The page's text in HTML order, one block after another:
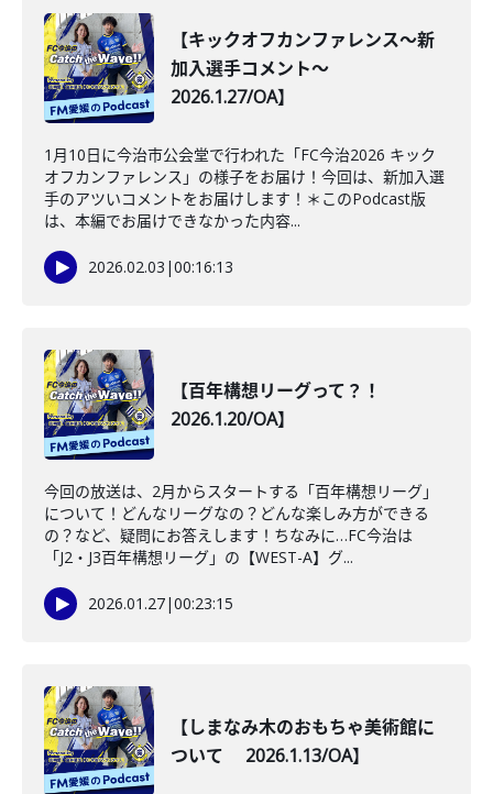
【キックオフカンファレンス～新
加入選手コメント～
2026.1.27/OA】
1月10日に今治市公会堂で行われた「FC今治2026 キック
オフカンファレンス」の様子をお届け！今回は、新加入選
手のアツいコメントをお届けします！＊このPodcast版
は、本編でお届けできなかった内容...
2026.02.03 |00:16:13
【百年構想リーグって？！
2026.1.20/OA】
今回の放送は、2月からスタートする「百年構想リーグ」
について！どんなリーグなの？どんな楽しみ方ができる
の？など、疑問にお答えします！ちなみに…FC今治は
「J2・J3百年構想リーグ」の【WEST-A】グ...
2026.01.27|00:23:15
【しまなみ木のおもちゃ美術館に
ついて 2026.1.13/OA】